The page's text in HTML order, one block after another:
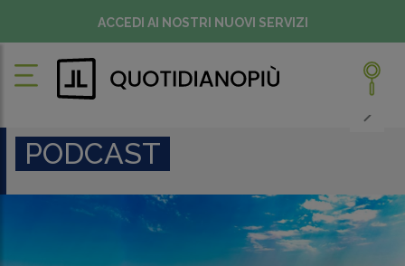
ACCEDI AI NOSTRI NUOVI SERVIZI
PODCAST